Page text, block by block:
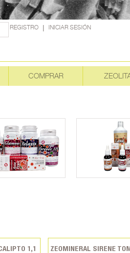
REGISTRO| INICIAR SESIÓN
COMPRAR
1,1
ZEOMINERAL SIRENE